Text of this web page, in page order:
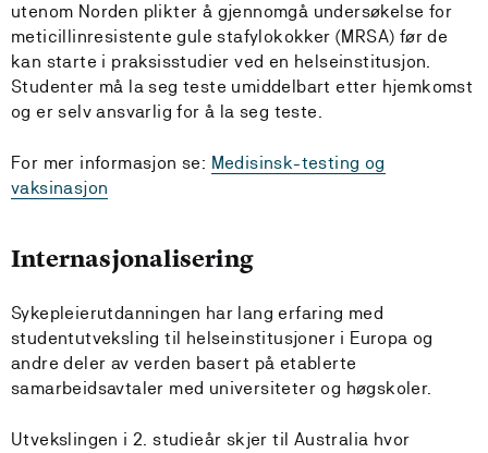
utenom Norden plikter å gjennomgå undersøkelse for
meticillinresistente gule stafylokokker (MRSA) før de
kan starte i praksisstudier ved en helseinstitusjon.
Studenter må la seg teste umiddelbart etter hjemkomst
og er selv ansvarlig for å la seg teste.
For mer informasjon se: Medisinsk-testing og
vaksinasjon
Internasjonalisering
Sykepleierutdanningen har lang erfaring med
studentutveksling til helseinstitusjoner i Europa og
andre deler av verden basert på etablerte
samarbeidsavtaler med universiteter og høgskoler.
Utvekslingen i 2. studieår skjer til Australia hvor